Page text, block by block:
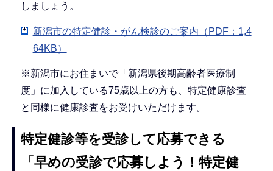
しましょう。
新潟市の特定健診・がん検診のご案内（PDF：1,4
64KB）
※新潟市にお住まいで「新潟県後期高齢者医療制
度」に加入している75歳以上の方も、特定健康診査
と同様に健康診査をお受けいただけます。
特定健診等を受診して応募できる
「早めの受診で応募しよう！特定健